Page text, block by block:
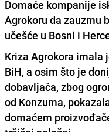
Domaće kompanije
Agrokoru da zauzmu
učešće u Bosni i
Kriza Agrokora imala
BiH, a osim što je
dobavljača, zbog
od Konzuma,
domaćem